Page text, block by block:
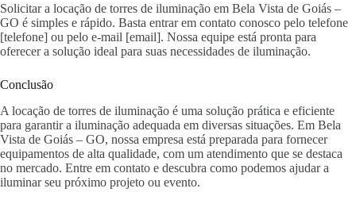
Solicitar a locação de torres de iluminação em Bela Vista de Goiás –
GO é simples e rápido. Basta entrar em contato conosco pelo telefone
[telefone] ou pelo e-mail [email]. Nossa equipe está pronta para
oferecer a solução ideal para suas necessidades de iluminação.
Conclusão
A locação de torres de iluminação é uma solução prática e eficiente
para garantir a iluminação adequada em diversas situações. Em Bela
Vista de Goiás – GO, nossa empresa está preparada para fornecer
equipamentos de alta qualidade, com um atendimento que se destaca
no mercado. Entre em contato e descubra como podemos ajudar a
iluminar seu próximo projeto ou evento.